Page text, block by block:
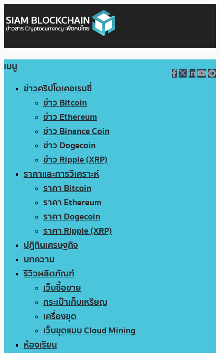
เมนู
ข่าวคริปโตเคอเรนซี่
ข่าว Bitcoin
ข่าว Ethereum
ข่าว Binance Coin
ข่าว Dogecoin
ข่าว Ripple (XRP)
ราคาและการวิเคราะห์
ราคา Bitcoin
ราคา Ethereum
ราคา Dogecoin
ราคา Ripple (XRP)
ปฏิทินเศรษฐกิจ
บทความ
รีวิวผลิตภัณฑ์
เว็บซื้อขาย
กระเป๋าเก็บเหรียญ
เครื่องขุด
เว็บขุดแบบ Cloud Mining
ห้องเรียน